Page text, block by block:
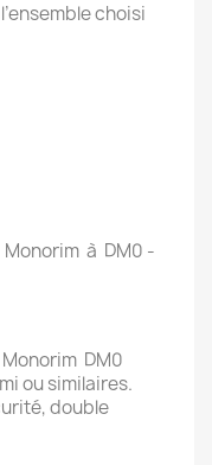
choisi
à DM0 -
DM0
ou similaires.
double